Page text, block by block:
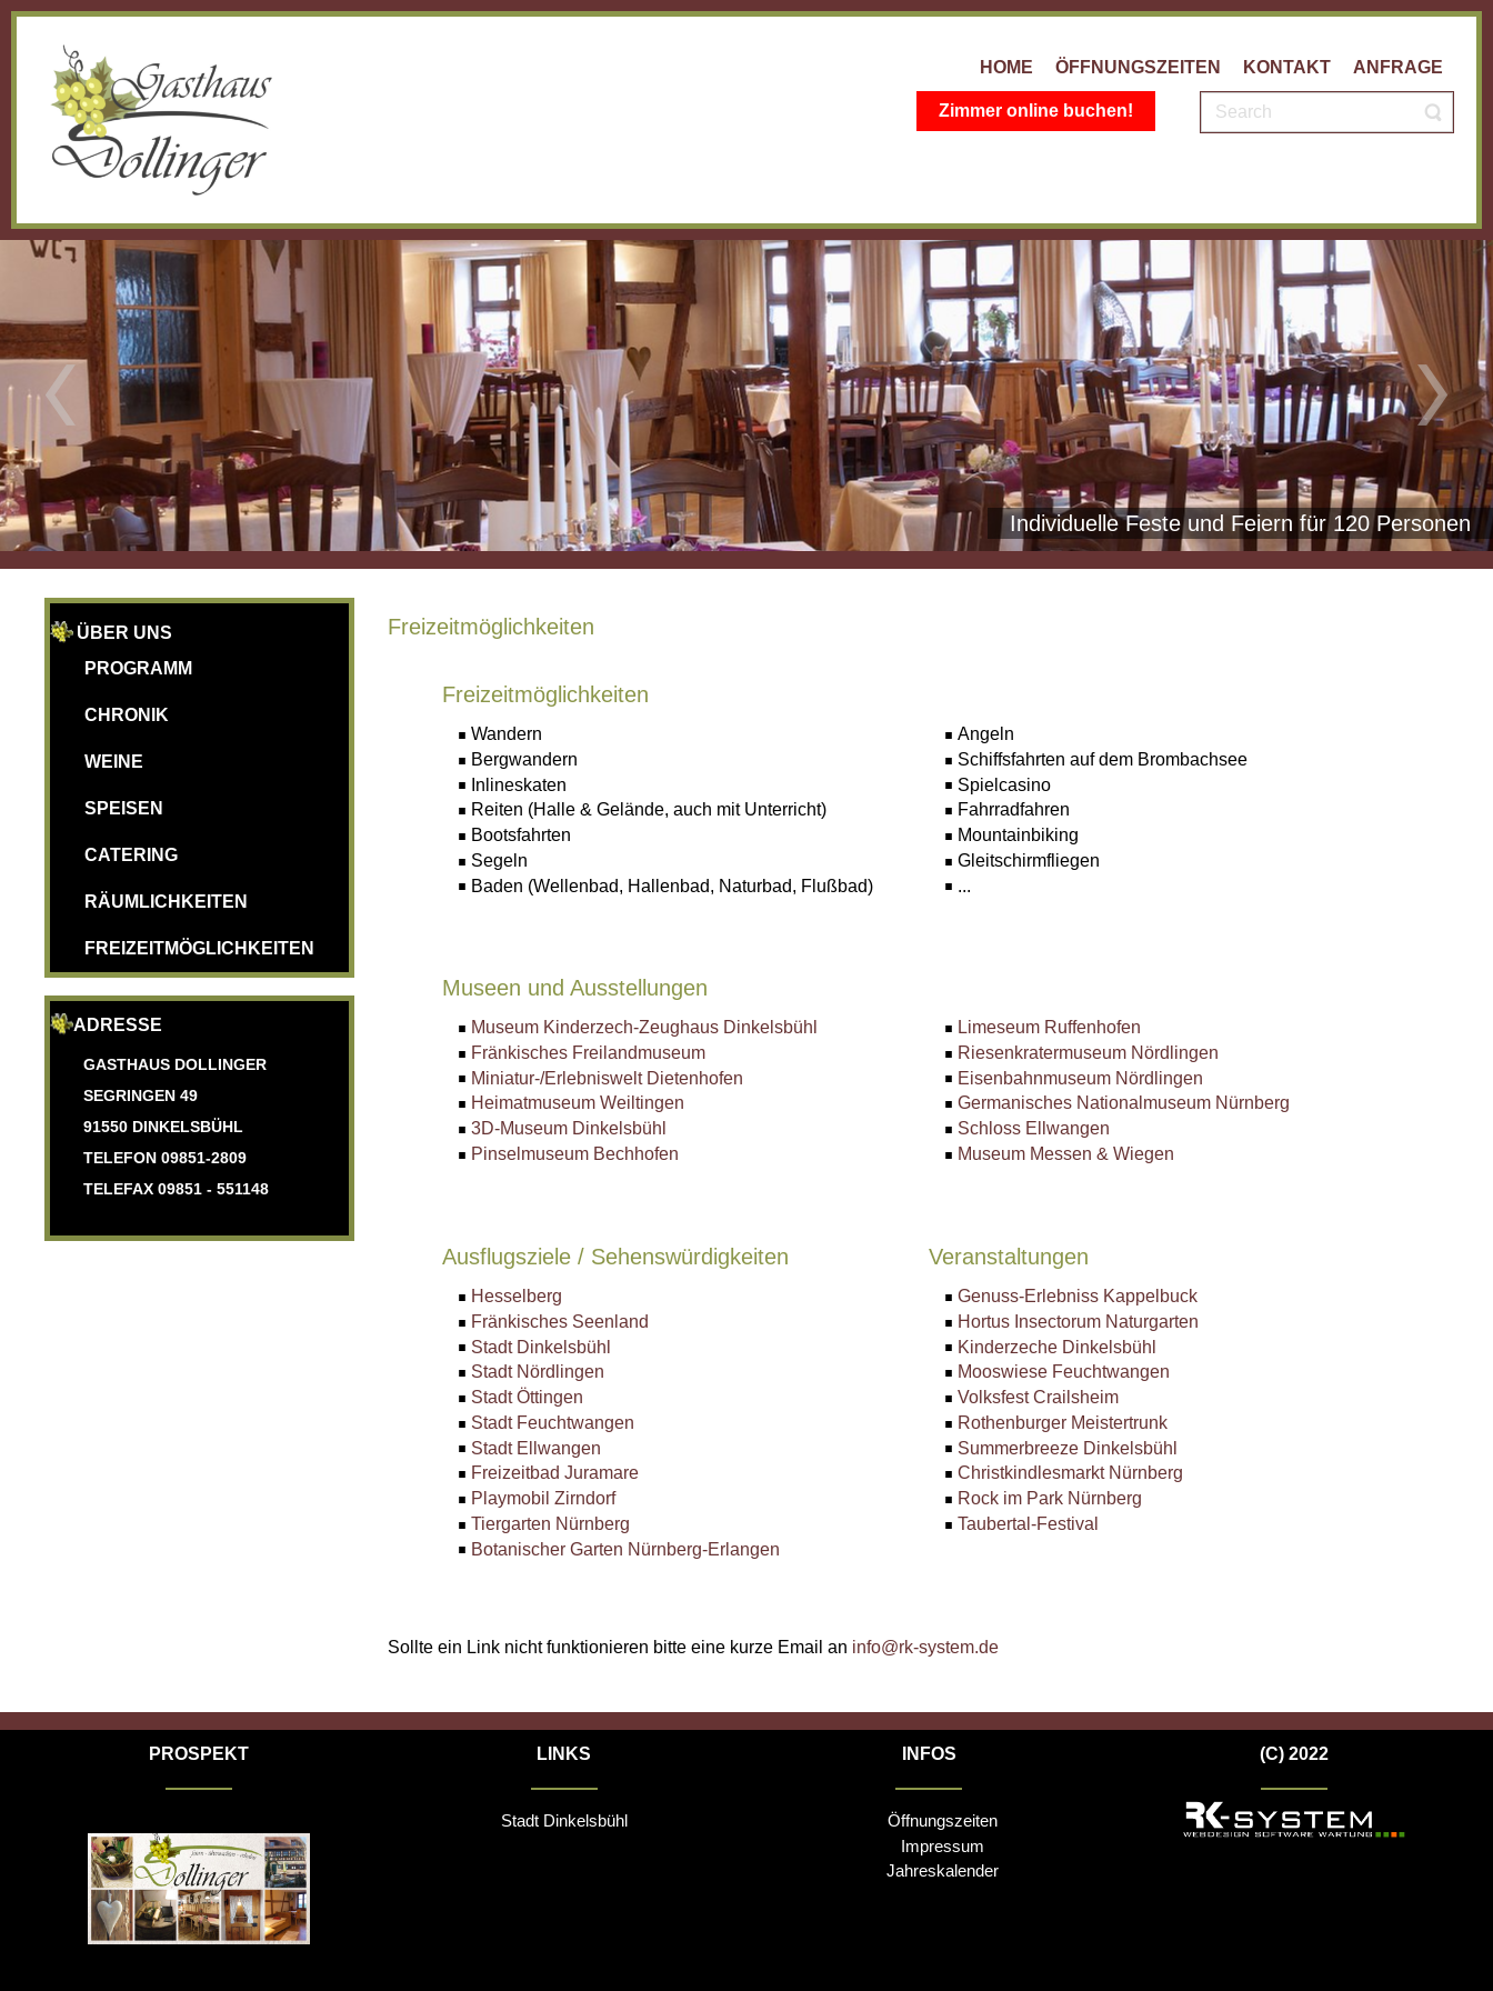
HOME ÖFFNUNGSZEITEN KONTAKT ANFRAGE
Zimmer online buchen!
Individuelle Feste und Feiern für 120 Personen
ÜBER UNS
PROGRAMM
CHRONIK
WEINE
SPEISEN
CATERING
RÄUMLICHKEITEN
FREIZEITMÖGLICHKEITEN
ADRESSE
GASTHAUS DOLLINGER
SEGRINGEN 49
91550 DINKELSBÜHL
TELEFON 09851-2809
TELEFAX 09851 - 551148
Freizeitmöglichkeiten
Freizeitmöglichkeiten
Wandern
Bergwandern
Inlineskaten
Reiten (Halle & Gelände, auch mit Unterricht)
Bootsfahrten
Segeln
Baden (Wellenbad, Hallenbad, Naturbad, Flußbad)
Angeln
Schiffsfahrten auf dem Brombachsee
Spielcasino
Fahrradfahren
Mountainbiking
Gleitschirmfliegen
...
Museen und Ausstellungen
Museum Kinderzech-Zeughaus Dinkelsbühl
Fränkisches Freilandmuseum
Miniatur-/Erlebniswelt Dietenhofen
Heimatmuseum Weiltingen
3D-Museum Dinkelsbühl
Pinselmuseum Bechhofen
Limeseum Ruffenhofen
Riesenkratermuseum Nördlingen
Eisenbahnmuseum Nördlingen
Germanisches Nationalmuseum Nürnberg
Schloss Ellwangen
Museum Messen & Wiegen
Ausflugsziele / Sehenswürdigkeiten Veranstaltungen
Hesselberg
Fränkisches Seenland
Stadt Dinkelsbühl
Stadt Nördlingen
Stadt Öttingen
Stadt Feuchtwangen
Stadt Ellwangen
Freizeitbad Juramare
Playmobil Zirndorf
Tiergarten Nürnberg
Botanischer Garten Nürnberg-Erlangen
Genuss-Erlebniss Kappelbuck
Hortus Insectorum Naturgarten
Kinderzeche Dinkelsbühl
Mooswiese Feuchtwangen
Volksfest Crailsheim
Rothenburger Meistertrunk
Summerbreeze Dinkelsbühl
Christkindlesmarkt Nürnberg
Rock im Park Nürnberg
Taubertal-Festival
Sollte ein Link nicht funktionieren bitte eine kurze Email an info@rk-system.de
PROSPEKT LINKS
Stadt Dinkelsbühl
INFOS
Öffnungszeiten
Impressum
Jahreskalender
(C) 2022